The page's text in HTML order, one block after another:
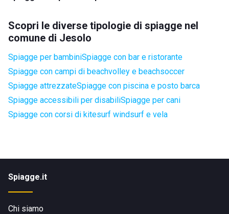
Scopri le diverse tipologie di spiagge nel
comune di Jesolo
Spiagge per bambiniSpiagge con bar e ristorante
Spiagge con campi di beachvolley e beachsoccer
Spiagge attrezzateSpiagge con piscina e posto barca
Spiagge accessibili per disabiliSpiagge per cani
Spiagge con corsi di kitesurf windsurf e vela
Spiagge.it
Chi siamo